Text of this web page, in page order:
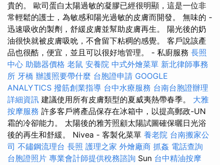
貴的。 歐司蛋白太陽過敏的凝膠已經很明顯，這是一位非
常輕鬆的護士，為敏感和陽光過敏的皮膚而開發。 無味的 -
迅速吸收的製劑，舒緩皮膚並幫助皮膚再生。 陽光後的奶
油很快就被皮膚吸吮，不會留下粘稠的感覺。 客戶說該產
品也很酷，便宜，並且可以很好地管理。 - 私廚服務 長照
中心 助聽器價格 老鼠 安養院 中式外燴菜單 新北律師事務
所 牙橋 辦護照要帶什麼 台胞證申請 GOOGLE
ANALYTICS 撥筋創業指導 台中水療服務 台南台胞證辦理
詳細資訊 建議使用所有皮膚類型的夏威夷熱帶春季。 大雅
按摩服務 許多客戶將產品保存在冰箱中，以提高郵政-UN
霜的冷卻能力。 太陽後的雅芳照顧太陽試圖確保曬日光浴
後的再生和舒緩。 Nivea - 客製化菜單 養老院 台南搬家公
司 不鏽鋼流理台 長照 護理之家 外燴廠商 抓姦 電話查詢
台胞證照片 專業會計師提供稅務諮詢 Sun 台中精油按摩